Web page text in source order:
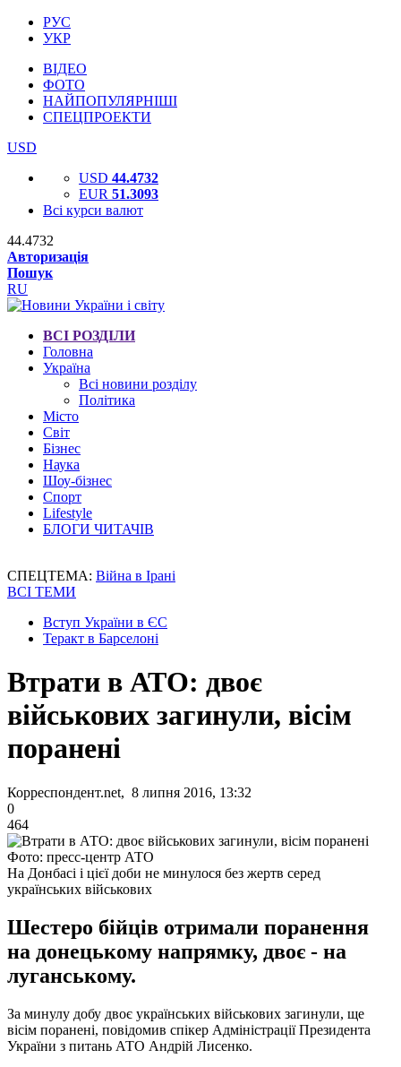
РУС
УКР
ВІДЕО
ФОТО
НАЙПОПУЛЯРНІШІ
СПЕЦПРОЕКТИ
USD
USD 44.4732
EUR 51.3093
Всі курси валют
44.4732
Авторизація
Пошук
RU
ВСІ РОЗДІЛИ
Головна
Україна
Всі новини розділу
Політика
Місто
Світ
Бізнес
Наука
Шоу-бізнес
Спорт
Lifestyle
БЛОГИ ЧИТАЧІВ
СПЕЦТЕМА: Війна в Ірані
ВСІ ТЕМИ
Вступ України в ЄС
Теракт в Барселоні
Втрати в АТО: двоє
військових загинули, вісім
поранені
Корреспондент.net, 8 липня 2016, 13:32
0
464
Фото: пресс-центр АТО
На Донбасі і цієї доби не минулося без жертв серед
українських військових
Шестеро бійців отримали поранення
на донецькому напрямку, двоє - на
луганському.
За минулу добу двоє українських військових загинули, ще
вісім поранені, повідомив спікер Адміністрації Президента
України з питань АТО Андрій Лисенко.